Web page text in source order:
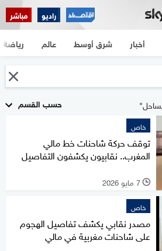
راديو مباشر
أخبار شرق أوسط عالم رياضة
حسب القسم
خاص
توقف حركة شاحنات خط مالي
المغرب.. نقابيون يكشفون التفاصيل
l 7 مايو 2026
خاص
مصدر نقابي يكشف تفاصيل الهجوم
على شاحنات مغربية في مالي